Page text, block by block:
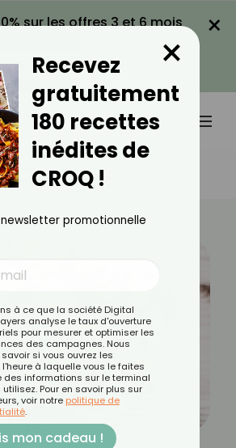
sur les offres 3 et 6 mois
VOIR LA PROMO
×
D'automne
Recevez
gratuitement
180 recettes
inédites de
CROQ !
×
promotionnelle
à ce que la société Digital
analyse le taux d'ouverture
pour mesurer et optimiser les
des campagnes. Nous
si vous ouvrez les
l'heure à laquelle vous le faites
des informations sur le terminal
utilisez. Pour en savoir plus sur
voir notre politique de
.
mon cadeau !